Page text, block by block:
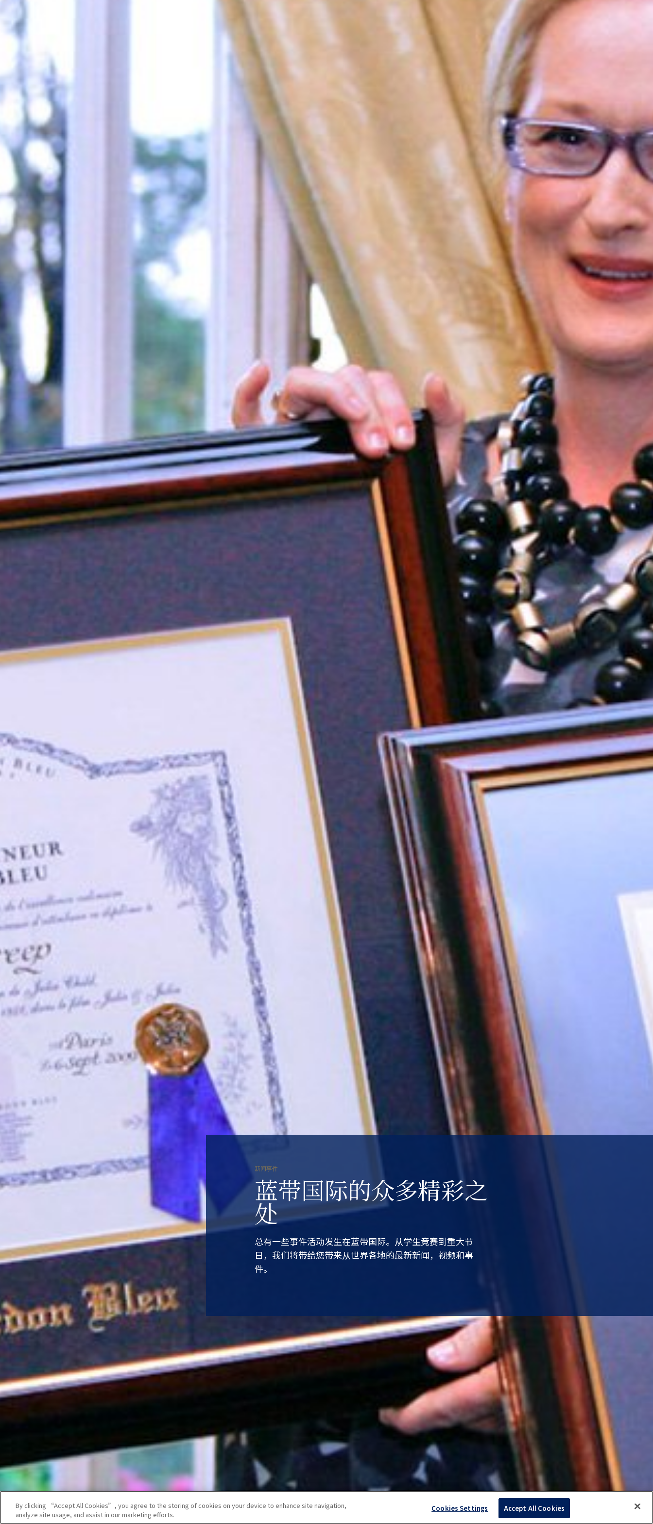
新闻事件
蓝带国际的众多精彩之
处
总有一些事件活动发生在蓝带国际。从学生竞赛到重大节
日，我们将带给您带来从世界各地的最新新闻，视频和事
件。
By clicking “Accept All Cookies”, you agree to the storing of cookies on your device to enhance site navigation,
analyze site usage, and assist in our marketing efforts.
Cookies Settings Accept All Cookies